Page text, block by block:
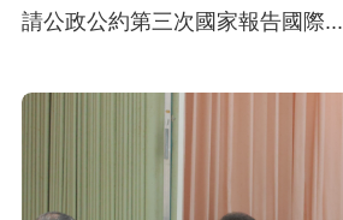
請公政公約第三次國家報告國際...